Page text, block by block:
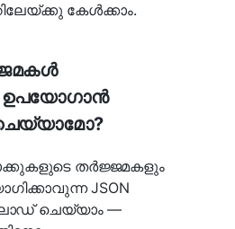
കേൾക്കാം.
തർജ്ജമകളും
JSON
ചെയ്യാം —